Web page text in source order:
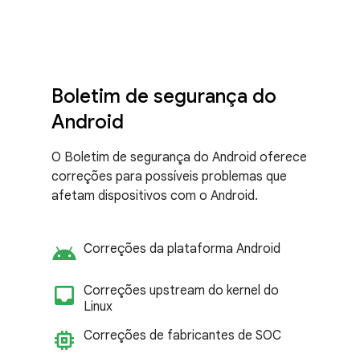
Boletim de segurança do
Android
O Boletim de segurança do Android oferece
correções para possíveis problemas que
afetam dispositivos com o Android.
android Correções da plataforma Android
inbox_customize
Correções upstream do kernel do
Linux
memory Correções de fabricantes de SOC